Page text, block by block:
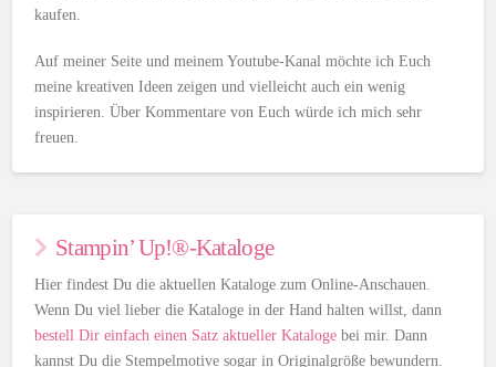
kaufen.
Auf meiner Seite und meinem Youtube-Kanal möchte ich Euch
meine kreativen Ideen zeigen und vielleicht auch ein wenig
inspirieren. Über Kommentare von Euch würde ich mich sehr
freuen.
Stampin’ Up!®-Kataloge
Hier findest Du die aktuellen Kataloge zum Online-Anschauen.
Wenn Du viel lieber die Kataloge in der Hand halten willst, dann
bestell Dir einfach einen Satz aktueller Kataloge bei mir. Dann
kannst Du die Stempelmotive sogar in Originalgröße bewundern.